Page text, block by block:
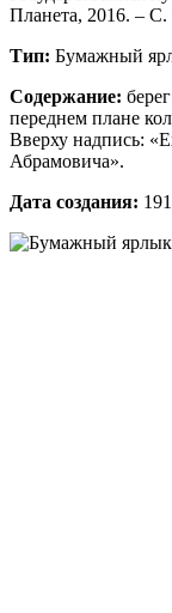
Планета, 2016. – С.
Тип: Бумажный
Содержание:
переднем плане
Вверху надпись:
Абрамовича».
Дата создания: